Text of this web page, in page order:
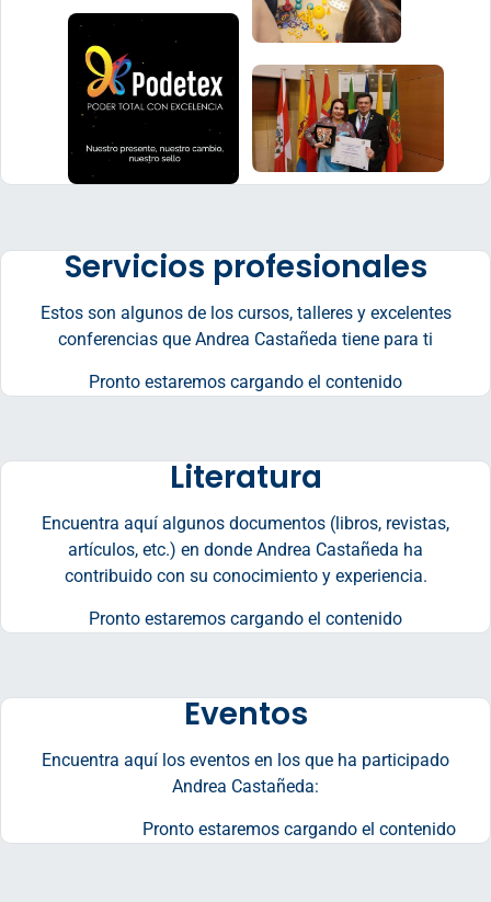
Servicios profesionales
Estos son algunos de los cursos, talleres y excelentes
conferencias que Andrea Castañeda tiene para ti
Pronto estaremos cargando el contenido
Literatura
Encuentra aquí algunos documentos (libros, revistas,
artículos, etc.) en donde Andrea Castañeda ha
contribuido con su conocimiento y experiencia.
Pronto estaremos cargando el contenido
Eventos
Encuentra aquí los eventos en los que ha participado
Andrea Castañeda:
Pronto estaremos cargando el contenido